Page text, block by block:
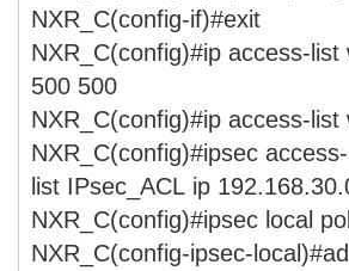
NXR_C(config-if)#exit
NXR_C(config)#ip access-
500 500
NXR_C(config)#ip access-
NXR_C(config)#ipsec access-
list IPsec_ACL ip
NXR_C(config)#ipsec local
NXR_C(config-ipsec-